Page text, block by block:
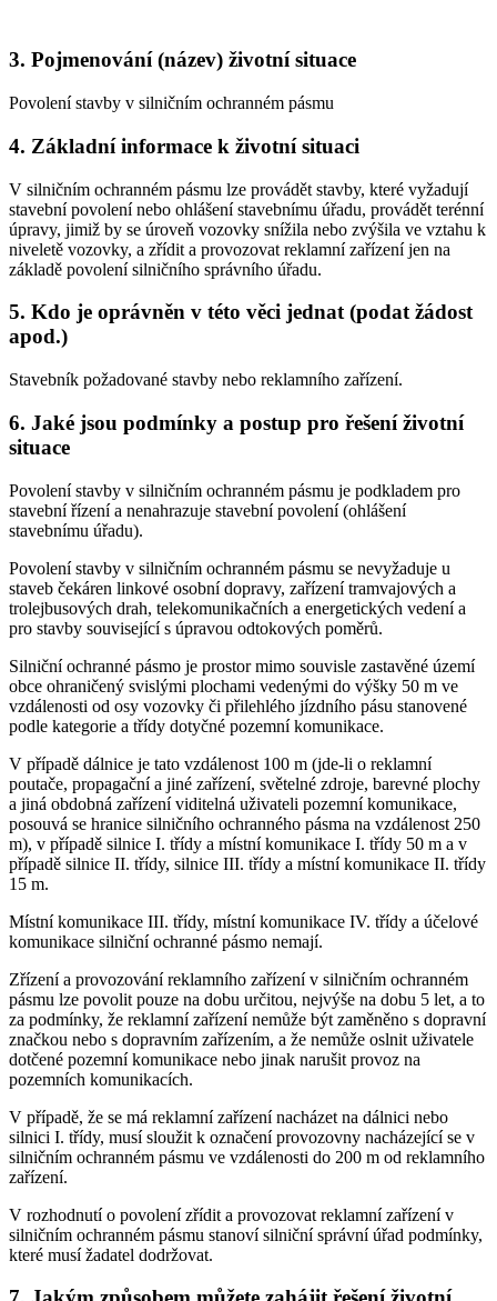
3. Pojmenování (název) životní situace
Povolení stavby v silničním ochranném pásmu
4. Základní informace k životní situaci
V silničním ochranném pásmu lze provádět stavby, které vyžadují
stavební povolení nebo ohlášení stavebnímu úřadu, provádět terénní
úpravy, jimiž by se úroveň vozovky snížila nebo zvýšila ve vztahu k
niveletě vozovky, a zřídit a provozovat reklamní zařízení jen na
základě povolení silničního správního úřadu.
5. Kdo je oprávněn v této věci jednat (podat žádost
apod.)
Stavebník požadované stavby nebo reklamního zařízení.
6. Jaké jsou podmínky a postup pro řešení životní
situace
Povolení stavby v silničním ochranném pásmu je podkladem pro
stavební řízení a nenahrazuje stavební povolení (ohlášení
stavebnímu úřadu).
Povolení stavby v silničním ochranném pásmu se nevyžaduje u
staveb čekáren linkové osobní dopravy, zařízení tramvajových a
trolejbusových drah, telekomunikačních a energetických vedení a
pro stavby související s úpravou odtokových poměrů.
Silniční ochranné pásmo je prostor mimo souvisle zastavěné území
obce ohraničený svislými plochami vedenými do výšky 50 m ve
vzdálenosti od osy vozovky či přilehlého jízdního pásu stanovené
podle kategorie a třídy dotyčné pozemní komunikace.
V případě dálnice je tato vzdálenost 100 m (jde-li o reklamní
poutače, propagační a jiné zařízení, světelné zdroje, barevné plochy
a jiná obdobná zařízení viditelná uživateli pozemní komunikace,
posouvá se hranice silničního ochranného pásma na vzdálenost 250
m), v případě silnice I. třídy a místní komunikace I. třídy 50 m a v
případě silnice II. třídy, silnice III. třídy a místní komunikace II. třídy
15 m.
Místní komunikace III. třídy, místní komunikace IV. třídy a účelové
komunikace silniční ochranné pásmo nemají.
Zřízení a provozování reklamního zařízení v silničním ochranném
pásmu lze povolit pouze na dobu určitou, nejvýše na dobu 5 let, a to
za podmínky, že reklamní zařízení nemůže být zaměněno s dopravní
značkou nebo s dopravním zařízením, a že nemůže oslnit uživatele
dotčené pozemní komunikace nebo jinak narušit provoz na
pozemních komunikacích.
V případě, že se má reklamní zařízení nacházet na dálnici nebo
silnici I. třídy, musí sloužit k označení provozovny nacházející se v
silničním ochranném pásmu ve vzdálenosti do 200 m od reklamního
zařízení.
V rozhodnutí o povolení zřídit a provozovat reklamní zařízení v
silničním ochranném pásmu stanoví silniční správní úřad podmínky,
které musí žadatel dodržovat.